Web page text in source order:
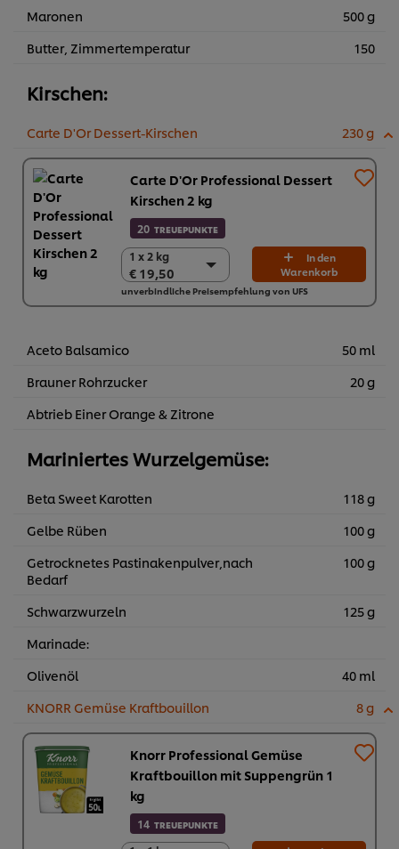
Maronen
500 g
Butter, Zimmertemperatur
150
Kirschen:
Carte D'Or Dessert-Kirschen 230 g
Carte D'Or Professional Dessert
Kirschen 2 kg
20 TREUEPUNKTE
1 x 2 kg
€ 19,50
1 x 2 kg
€ 19,50
6 x 2 kg
In den
Warenkorb
unverbindliche Preisempfehlung von UFS
Aceto Balsamico
50 ml
Brauner Rohrzucker
20 g
Abtrieb Einer Orange & Zitrone
Mariniertes Wurzelgemüse:
Beta Sweet Karotten
118 g
Gelbe Rüben
100 g
Getrocknetes Pastinakenpulver,nach
Bedarf
100 g
Schwarzwurzeln
125 g
Marinade:
Olivenöl
40 ml
KNORR Gemüse Kraftbouillon
8 g
Knorr Professional Gemüse
Kraftbouillon mit Suppengrün 1
kg
14 TREUEPUNKTE